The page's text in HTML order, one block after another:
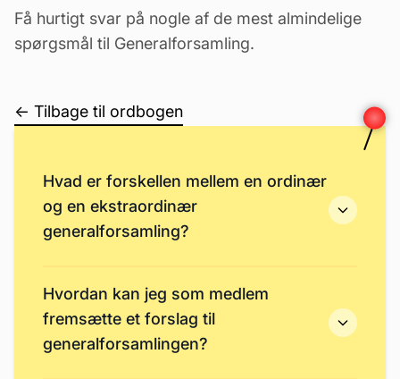
Få hurtigt svar på nogle af de mest almindelige
spørgsmål til Generalforsamling.
← Tilbage til ordbogen
Hvad er forskellen mellem en ordinær
og en ekstraordinær
generalforsamling?
Hvordan kan jeg som medlem
fremsætte et forslag til
generalforsamlingen?